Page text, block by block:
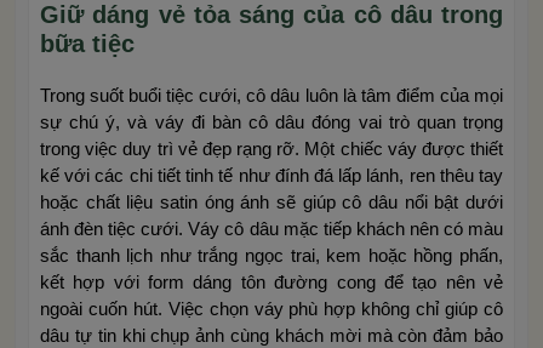
Giữ dáng vẻ tỏa sáng của cô dâu trong
bữa tiệc
Trong suốt buổi tiệc cưới, cô dâu luôn là tâm điểm của mọi
sự chú ý, và váy đi bàn cô dâu đóng vai trò quan trọng
trong việc duy trì vẻ đẹp rạng rỡ. Một chiếc váy được thiết
kế với các chi tiết tinh tế như đính đá lấp lánh, ren thêu tay
hoặc chất liệu satin óng ánh sẽ giúp cô dâu nổi bật dưới
ánh đèn tiệc cưới. Váy cô dâu mặc tiếp khách nên có màu
sắc thanh lịch như trắng ngọc trai, kem hoặc hồng phấn,
kết hợp với form dáng tôn đường cong để tạo nên vẻ
ngoài cuốn hút. Việc chọn váy phù hợp không chỉ giúp cô
dâu tự tin khi chụp ảnh cùng khách mời mà còn đảm bảo